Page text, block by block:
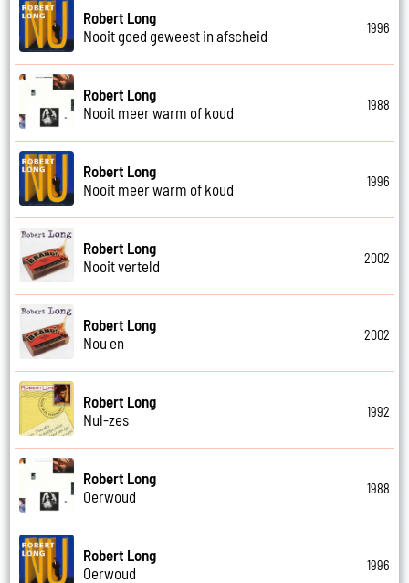
Robert Long
Nooit goed geweest in afscheid
1996
Robert Long
Nooit meer warm of koud
1988
Robert Long
Nooit meer warm of koud
1996
Robert Long
Nooit verteld
2002
Robert Long
Nou en
2002
Robert Long
Nul-zes
1992
Robert Long
Oerwoud
1988
Robert Long
Oerwoud
1996